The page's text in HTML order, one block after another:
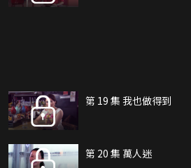
第 19 集 我也做得到
第 20 集 萬人迷